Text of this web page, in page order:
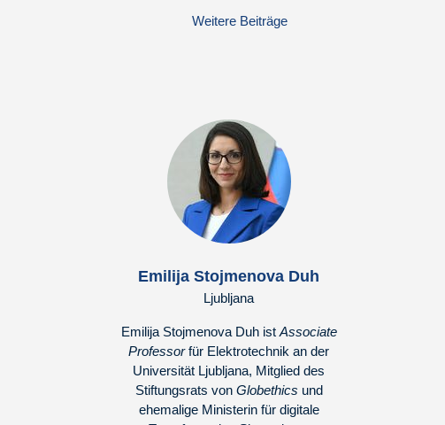
Weitere Beiträge
Emilija Stojmenova Duh
Ljubljana
Emilija Stojmenova Duh ist Associate
Professorfür Elektrotechnik an der
Universität Ljubljana, Mitglied des
Stiftungsrats von Globethics und
ehemalige Ministerin für digitale